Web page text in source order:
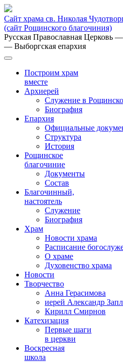
Сайт храма св. Николая
(сайт Рощинского благочиния)
Русская Православная Церковь —
— Выборгская епархия
Построим храм
вместе
Архиерей
Служение в
Биография
Епархия
Официальные
Структура
История
Рощинское
благочиние
Документы
Состав
Благочинный,
настоятель
Служение
Биография
Храм
Новости храма
Расписание
О храме
Духовенство храма
Новости
Творчество
Анна Герасимова
иерей Александр
Кирилл Смирнов
Катехизация
Первые шаги
в церкви
Воскресная
школа